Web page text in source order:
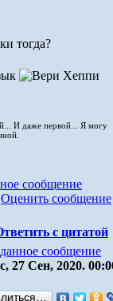
тогда?
И даже первой... Я могу
Оценить сообщение
27 Сен, 2020.